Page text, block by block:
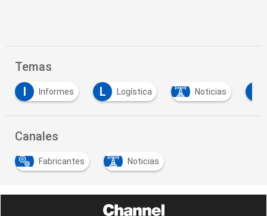
Temas
Informes L Logística Noticias P
Canales
Fabricantes Noticias